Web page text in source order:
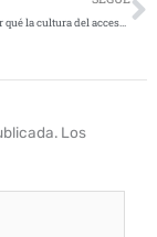
Los